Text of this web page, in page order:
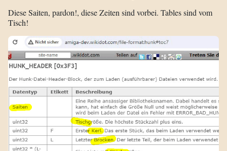
Diese Saiten, pardon!, diese Zeiten sind vorbei. Tables sind vom
Tisch!